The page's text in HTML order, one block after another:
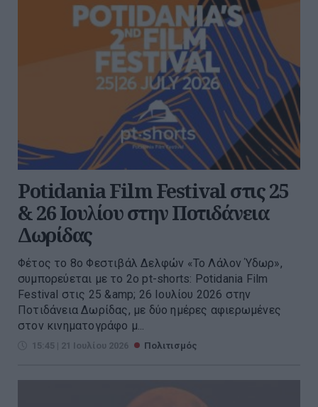
Potidania Film Festival στις 25
& 26 Ιουλίου στην Ποτιδάνεια
Δωρίδας
Φέτος το 8ο Φεστιβάλ Δελφών «Το Λάλον Ύδωρ»,
συμπορεύεται με το 2ο pt-shorts: Potidania Film
Festival στις 25 &amp; 26 Ιουλίου 2026 στην
Ποτιδάνεια Δωρίδας, με δύο ημέρες αφιερωμένες
στον κινηματογράφο μ...
15:45 | 21 Ιουλίου 2026 Πολιτισμός